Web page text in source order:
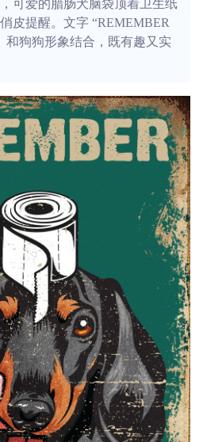
可爱的腊肠犬脑袋顶着卫生纸
皮提醒。文字 “REMEMBER
和狗狗形象结合，既有趣又实